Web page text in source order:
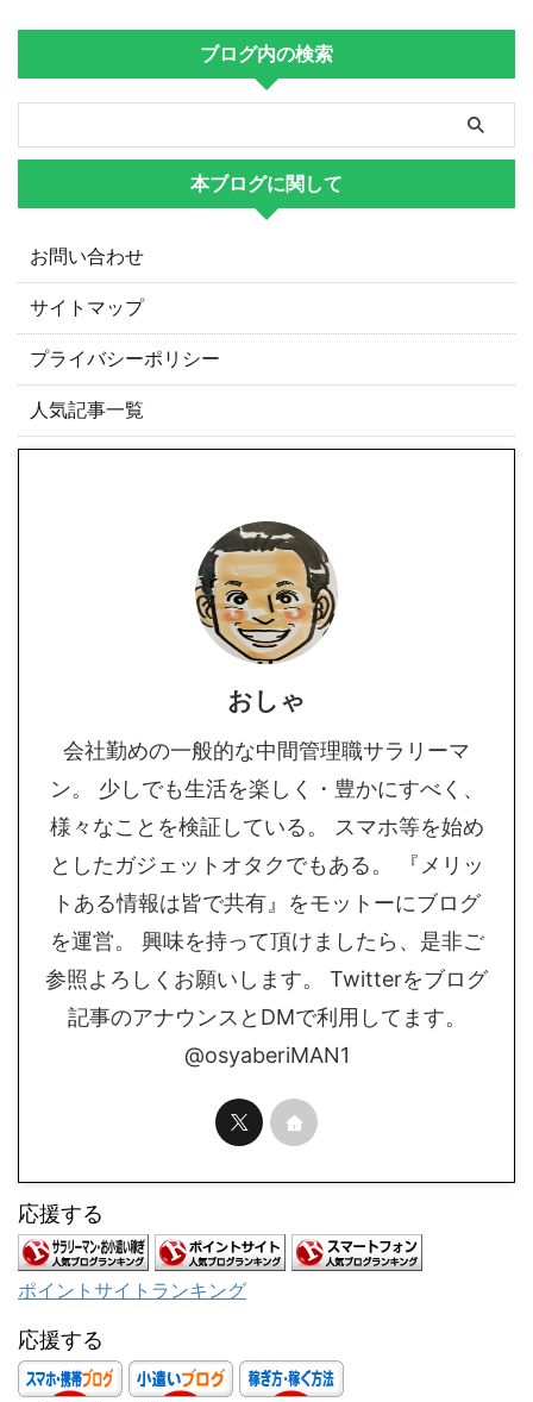
ブログ内の検索
本ブログに関して
お問い合わせ
サイトマップ
プライバシーポリシー
人気記事一覧
おしゃ
会社勤めの一般的な中間管理職サラリーマ
ン。 少しでも生活を楽しく・豊かにすべく、
様々なことを検証している。 スマホ等を始め
としたガジェットオタクでもある。 『メリッ
トある情報は皆で共有』をモットーにブログ
を運営。 興味を持って頂けましたら、是非ご
参照よろしくお願いします。 Twitterをブログ
記事のアナウンスとDMで利用してます。
@osyaberiMAN1
応援する
ポイントサイトランキング
応援する